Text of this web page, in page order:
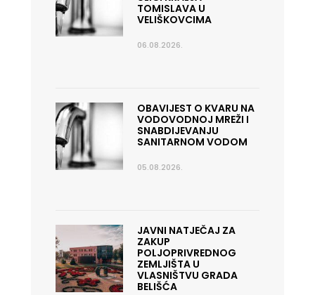
TOMISLAVA U
VELIŠKOVCIMA
06.08.2026.
OBAVIJEST O KVARU NA
VODOVODNOJ MREŽI I
SNABDIJEVANJU
SANITARNOM VODOM
05.08.2026.
JAVNI NATJEČAJ ZA
ZAKUP
POLJOPRIVREDNOG
ZEMLJIŠTA U
VLASNIŠTVU GRADA
BELIŠĆA